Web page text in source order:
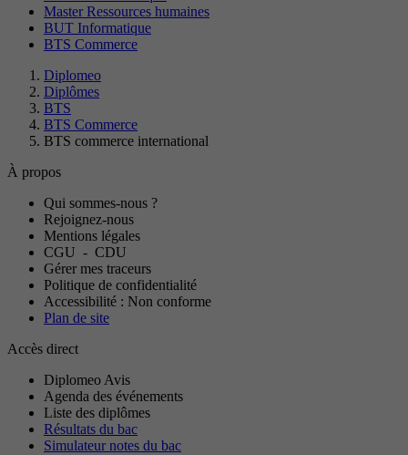
Master Ressources humaines
BUT Informatique
BTS Commerce
Diplomeo
Diplômes
BTS
BTS Commerce
BTS commerce international
À propos
Qui sommes-nous ?
Rejoignez-nous
Mentions légales
CGU - CDU
Gérer mes traceurs
Politique de confidentialité
Accessibilité : Non conforme
Plan de site
Accès direct
Diplomeo Avis
Agenda des événements
Liste des diplômes
Résultats du bac
Simulateur notes du bac